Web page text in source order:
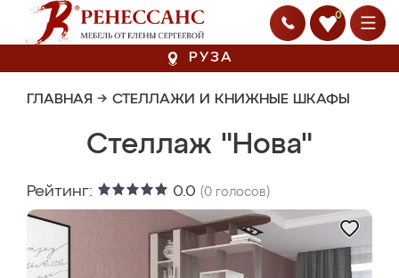
0
РУЗА
ГЛАВНАЯ → СТЕЛЛАЖИ И КНИЖНЫЕ ШКАФЫ
Стеллаж "Нова"
Рейтинг: 0.0 (0 голосов)